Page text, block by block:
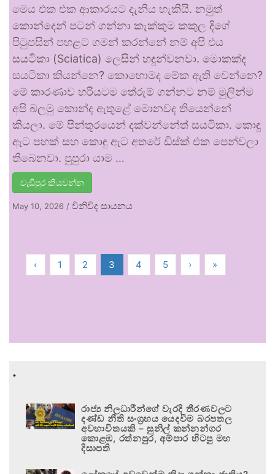
මෙය එක එක ආකාරයට දැනිය හැකියි. නමුත්
කොන්දෙන් පටන් ගන්නා කැක්කුම කකුල දිගේ
පිටුපසින් පහළට ගමන් කරන්නේ නම් අපි එය
සයටිකා (Sciatica) ලෙසින් හඳුන්වනවා. මොකක්ද
සයටිකා කියන්නෙ? කොහොමද මේක ඇති වෙන්නෙ?
මේ කාරණාව හරියටම තේරුම් ගන්නට නම් මුලින්ම
අපි බලමු කොන්ද ඇතුළේ මොනවද තියෙන්නේ
කියලා. මේ පින්තූරයෙන් දක්වන්නේත් සයටිකා. කොඳු
ඇට පහක් සහ කොඳු ඇට අතරේ ඩිස්ක් එක පෙන්වලා
තිබෙනවා. පුපුරා යාම …
වැඩිපුර කියවන්න
May 10, 2026 / විනිවිද සායනය
‹ 1 2 3 4 5 › »
.
රාජ්‍ය නිලධාරීන්ගේ වැරදි තීරණවලට
දණ්ඩ නීති සංග්‍රහය යෙදවීම බරපතල
අවභාවිතයකි – සුනිල් කන්නන්ගර
කොළඹ, රත්නපුර, අම්පාර හිටපු මහ
දිසාපති